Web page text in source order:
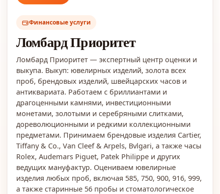
Финансовые услуги
Ломбард Приоритет
Ломбард Приоритет — экспертный центр оценки и
выкупа. Выкуп: ювелирных изделий, золота всех
проб, брендовых изделий, швейцарских часов и
антиквариата. Работаем с бриллиантами и
драгоценными камнями, инвестиционными
монетами, золотыми и серебряными слитками,
дореволюционными и редкими коллекционными
предметами. Принимаем брендовые изделия Cartier,
Tiffany & Co., Van Cleef & Arpels, Bvlgari, а также часы
Rolex, Audemars Piguet, Patek Philippe и других
ведущих мануфактур. Оцениваем ювелирные
изделия любых проб, включая 585, 750, 900, 916, 999,
а также старинные 56 пробы и стоматологическое